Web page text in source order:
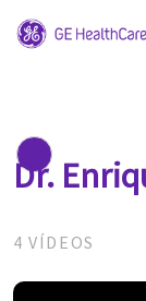
Dr.
4 VÍDEOS